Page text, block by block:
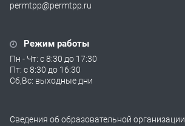
permtpp@permtpp.ru
Режим работы
Пн - Чт: с 8:30 до 17:30
Пт: с 8:30 до 16:30
Сб,Вс: выходные дни
Сведения об образовательной организации